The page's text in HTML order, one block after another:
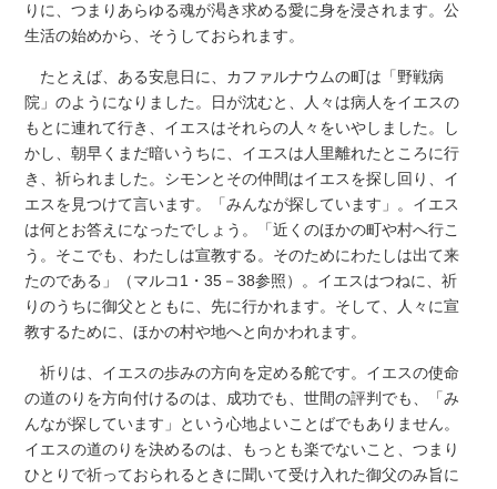
りに、つまりあらゆる魂が渇き求める愛に身を浸されます。公
生活の始めから、そうしておられます。
たとえば、ある安息日に、カファルナウムの町は「野戦病
院」のようになりました。日が沈むと、人々は病人をイエスの
もとに連れて行き、イエスはそれらの人々をいやしました。し
かし、朝早くまだ暗いうちに、イエスは人里離れたところに行
き、祈られました。シモンとその仲間はイエスを探し回り、イ
エスを見つけて言います。「みんなが探しています」。イエス
は何とお答えになったでしょう。「近くのほかの町や村へ行こ
う。そこでも、わたしは宣教する。そのためにわたしは出て来
たのである」（マルコ1・35－38参照）。イエスはつねに、祈
りのうちに御父とともに、先に行かれます。そして、人々に宣
教するために、ほかの村や地へと向かわれます。
祈りは、イエスの歩みの方向を定める舵です。イエスの使命
の道のりを方向付けるのは、成功でも、世間の評判でも、「み
んなが探しています」という心地よいことばでもありません。
イエスの道のりを決めるのは、もっとも楽でないこと、つまり
ひとりで祈っておられるときに聞いて受け入れた御父のみ旨に